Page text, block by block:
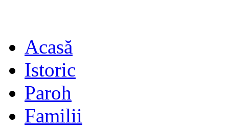
Acasă
Istoric
Paroh
Familii